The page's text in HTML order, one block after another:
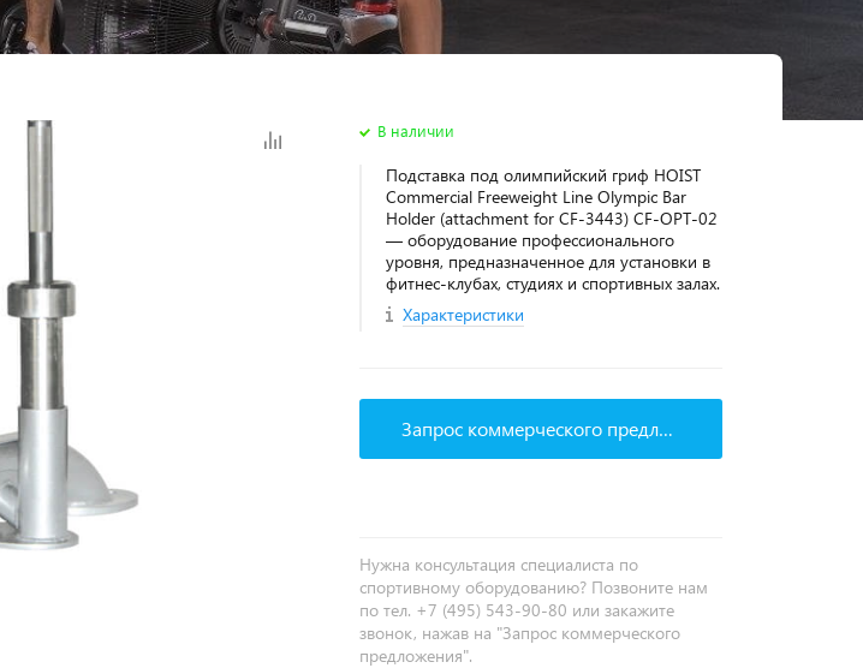
В наличии
Подставка под олимпийский гриф HOIST
Commercial Freeweight Line Olympic Bar
Holder (attachment for CF-3443) CF-OPT-02
— оборудование профессионального
уровня, предназначенное для установки в
фитнес‑клубах, студиях и спортивных залах.
Характеристики
Запрос коммерческого предложения
Нужна консультация специалиста по
спортивному оборудованию? Позвоните нам
по тел. +7 (495) 543-90-80 или закажите
звонок, нажав на "Запрос коммерческого
предложения".